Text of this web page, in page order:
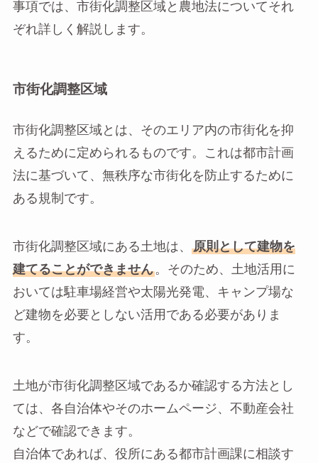
事項では、市街化調整区域と農地法についてそれ
ぞれ詳しく解説します。
市街化調整区域
市街化調整区域とは、そのエリア内の市街化を抑
えるために定められるものです。これは都市計画
法に基づいて、無秩序な市街化を防止するために
ある規制です。
市街化調整区域にある土地は、
原則として建物を
建てることができません。そのため、土地活用に
おいては駐車場経営や太陽光発電、キャンプ場な
ど建物を必要としない活用である必要がありま
す。
土地が市街化調整区域であるか確認する方法とし
ては、各自治体やそのホームページ、不動産会社
などで確認できます。
自治体であれば、役所にある都市計画課に相談す